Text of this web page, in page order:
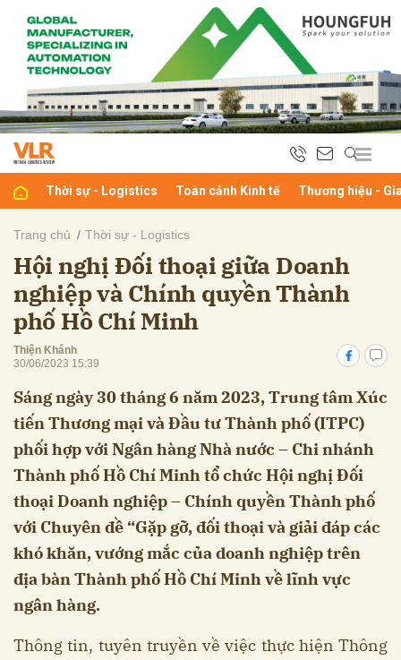
Thời sự - Logistics Toàn cảnh Kinh tế Thương hiệu -
Trang chủ Thời sự - Logistics
Hội nghị Đối thoại giữa Doanh
nghiệp và Chính quyền Thành
phố Hồ Chí Minh
Thiện Khánh
30/06/2023 15:39
Sáng ngày 30 tháng 6 năm 2023, Trung tâm Xúc
tiến Thương mại và Đầu tư Thành phố (ITPC)
phối hợp với Ngân hàng Nhà nước – Chi nhánh
Thành phố Hồ Chí Minh tổ chức Hội nghị Đối
thoại Doanh nghiệp – Chính quyền Thành phố
với Chuyên đề “Gặp gỡ, đối thoại và giải đáp các
khó khăn, vướng mắc của doanh nghiệp trên
địa bàn Thành phố Hồ Chí Minh về lĩnh vực
ngân hàng.
Thông tin, tuyên truyền về việc thực hiện Thông
luận
Hủy